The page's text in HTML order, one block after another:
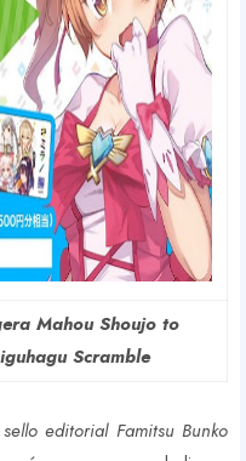
Mahou Shoujo to
Scramble
sello editorial Famitsu Bunko